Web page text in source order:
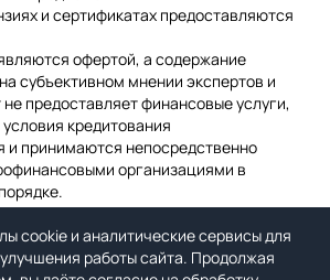
cookie и аналитические сервисы для
работы сайта. Продолжая
и сертификатах предоставляются
офертой, а содержание
субъективном мнении экспертов и
предоставляет финансовые услуги,
кредитования
и принимаются непосредственно
организациями в
рассчитывается на основе
подтвержденных заявок за